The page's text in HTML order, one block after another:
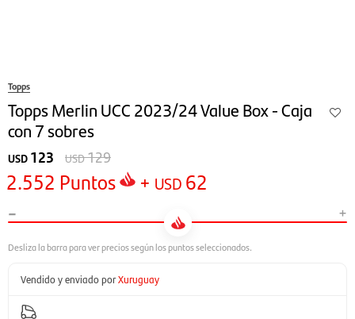
Topps
Topps Merlin UCC 2023/24 Value Box - Caja
con 7 sobres
USD 123 USD129
2.552 Puntos + USD 62
- +
Vendido y enviado porXuruguay